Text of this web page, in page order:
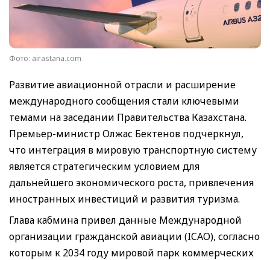
Фото: airastana.com
Развитие авиационной отрасли и расширение
международного сообщения стали ключевыми
темами на заседании Правительства Казахстана.
Премьер-министр Олжас Бектенов подчеркнул,
что интеграция в мировую транспортную систему
является стратегическим условием для
дальнейшего экономического роста, привлечения
иностранных инвестиций и развития туризма.
Глава кабмина привел данные Международной
организации гражданской авиации (ICAO), согласно
которым к 2034 году мировой парк коммерческих